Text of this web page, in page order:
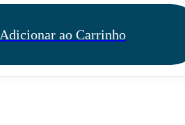
Adicionar ao Carrinho